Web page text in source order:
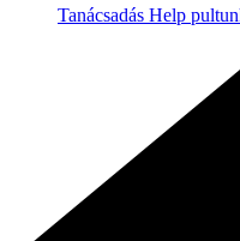
Tanácsadás Help